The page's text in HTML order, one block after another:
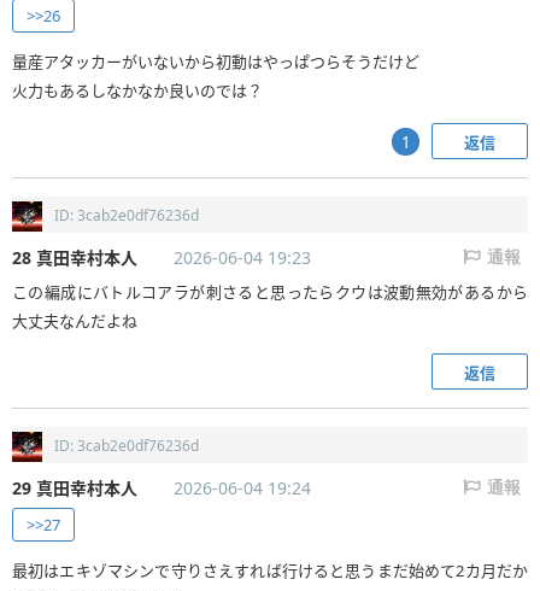
>>26
量産アタッカーがいないから初動はやっぱつらそうだけど
火力もあるしなかなか良いのでは？
返信
1
ID: 3cab2e0df76236d
28 真田幸村本人 2026-06-04 19:23 通報
この編成にバトルコアラが刺さると思ったらクウは波動無効があるから
大丈夫なんだよね
返信
ID: 3cab2e0df76236d
29 真田幸村本人 2026-06-04 19:24 通報
>>27
最初はエキゾマシンで守りさえすれば行けると思うまだ始めて2カ月だか